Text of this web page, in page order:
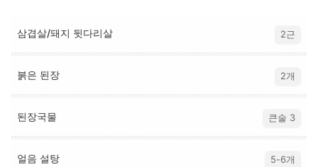
삼겹살/돼지 뒷다리살 2근
붉은 된장 2개
된장국물 큰술 3
얼음 설탕 5-6개